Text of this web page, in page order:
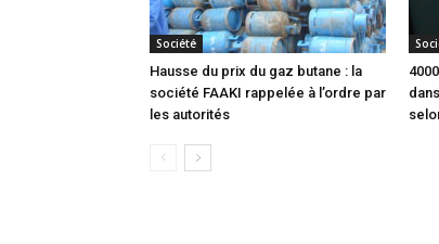
Société
Hausse du prix du gaz butane : la
société FAAKI rappelée à l’ordre par
les autorités